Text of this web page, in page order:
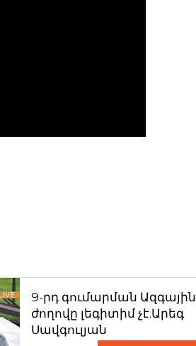
9-րդ գումարման Ազգային
ժողովը լեգիտիմ չէ.Արեգ
Սավգուլյան